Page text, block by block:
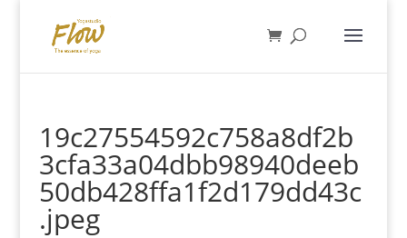
19c27554592c758a8df2b
3cfa33a04dbb98940deeb
50db428ffa1f2d179dd43c
.jpeg